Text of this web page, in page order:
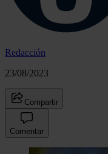
Redacción
23/08/2023
Compartir
Comentar